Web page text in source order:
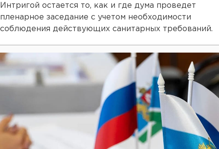
Интригой остается то, как и где дума проведет
пленарное заседание с учетом необходимости
соблюдения действующих санитарных требований.